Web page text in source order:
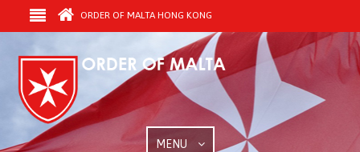
ORDER OF MALTA HONG KONG
MENU